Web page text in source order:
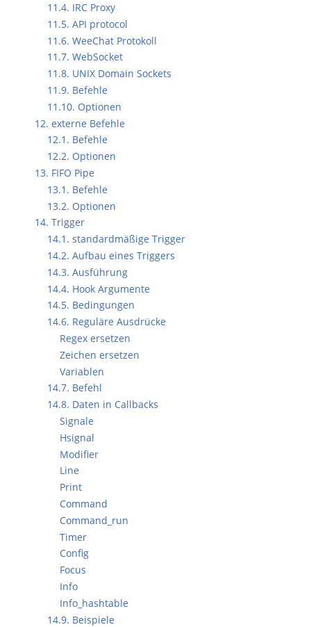
11.4. IRC Proxy
11.5. API protocol
11.6. WeeChat Protokoll
11.7. WebSocket
11.8. UNIX Domain Sockets
11.9. Befehle
11.10. Optionen
12. externe Befehle
12.1. Befehle
12.2. Optionen
13. FIFO Pipe
13.1. Befehle
13.2. Optionen
14. Trigger
14.1. standardmäßige Trigger
14.2. Aufbau eines Triggers
14.3. Ausführung
14.4. Hook Argumente
14.5. Bedingungen
14.6. Reguläre Ausdrücke
Regex ersetzen
Zeichen ersetzen
Variablen
14.7. Befehl
14.8. Daten in Callbacks
Signale
Hsignal
Modifier
Line
Print
Command
Command_run
Timer
Config
Focus
Info
Info_hashtable
14.9. Beispiele